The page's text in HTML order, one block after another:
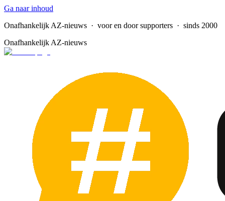
Ga naar inhoud
Onafhankelijk AZ-nieuws · voor en door supporters · sinds 2000
Onafhankelijk AZ-nieuws